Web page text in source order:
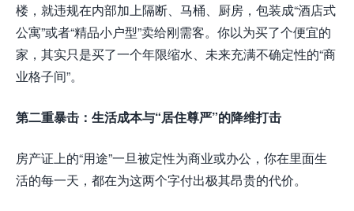
楼，就违规在内部加上隔断、马桶、厨房，包装成“酒店式
公寓”或者“精品小户型”卖给刚需客。你以为买了个便宜的
家，其实只是买了一个年限缩水、未来充满不确定性的“商
业格子间”。
第二重暴击：生活成本与“居住尊严”的降维打击
房产证上的“用途”一旦被定性为商业或办公，你在里面生
活的每一天，都在为这两个字付出极其昂贵的代价。